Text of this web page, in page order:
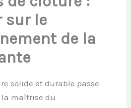
sur le
de la
solide et durable passe
maîtrise du